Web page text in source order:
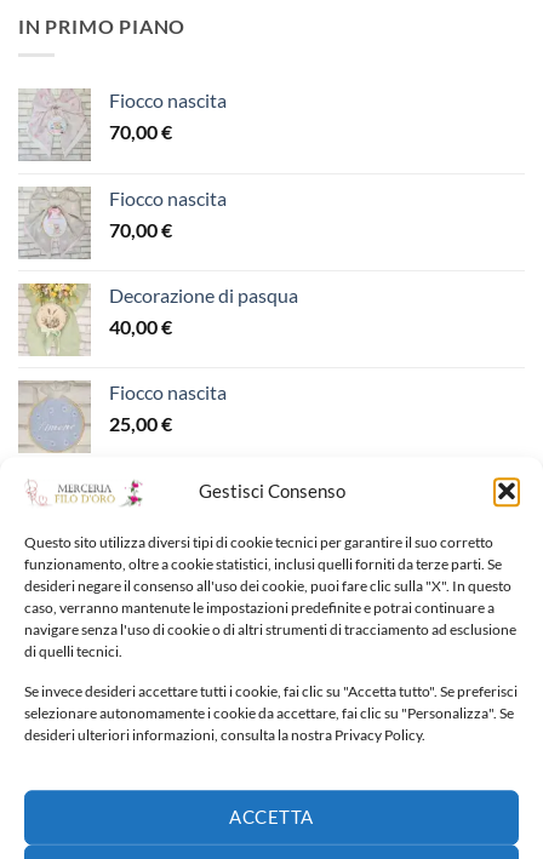
Gestisci Consenso
Questo sito utilizza diversi tipi di cookie tecnici per garantire il suo corretto
funzionamento, oltre a cookie statistici, inclusi quelli forniti da terze parti. Se
desideri negare il consenso all'uso dei cookie, puoi fare clic sulla "X". In questo
caso, verranno mantenute le impostazioni predefinite e potrai continuare a
navigare senza l'uso di cookie o di altri strumenti di tracciamento ad esclusione
di quelli tecnici.
Se invece desideri accettare tutti i cookie, fai clic su "Accetta tutto". Se preferisci
selezionare autonomamente i cookie da accettare, fai clic su "Personalizza". Se
desideri ulteriori informazioni, consulta la nostra Privacy Policy.
ACCETTA
IN PRIMO PIANO
Fiocco nascita
70,00€
Fiocco nascita
70,00€
Decorazione di pasqua
40,00€
Fiocco nascita
25,00€
PIÙ QUOTATI
Fiocco nascita
30,00€
Sacca primo cambio
40,00€